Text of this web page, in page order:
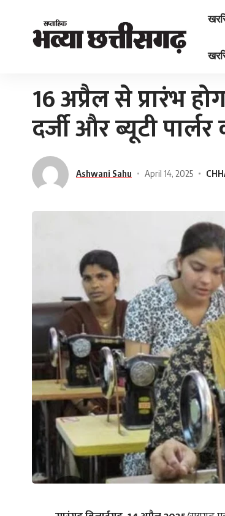
16 अप्रैल से प्रारंभ
दर्जी और ब्यूटी
Ashwani Sahu April 14, 2025